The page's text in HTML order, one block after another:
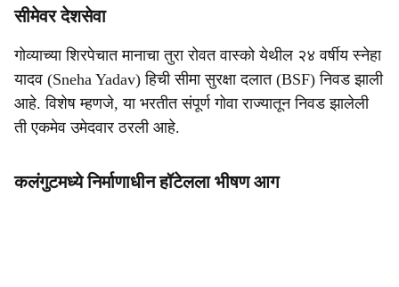
सीमेवर देशसेवा
गोव्याच्या शिरपेचात मानाचा तुरा रोवत वास्को येथील २४ वर्षीय स्नेहा
यादव (Sneha Yadav) हिची सीमा सुरक्षा दलात (BSF) निवड झाली
आहे. विशेष म्हणजे, या भरतीत संपूर्ण गोवा राज्यातून निवड झालेली
ती एकमेव उमेदवार ठरली आहे.
कलंगुटमध्ये निर्माणाधीन हॉटेलला भीषण आग